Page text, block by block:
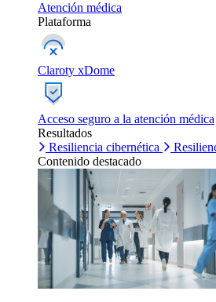
Atención médica
Plataforma
Claroty xDome
Acceso seguro a la atención médica
Resultados
Resiliencia cibernética
Contenido destacado